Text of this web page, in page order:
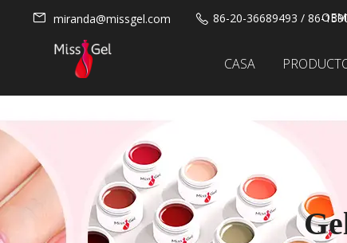
miranda@missgel.com 86-20-36689493 / 86-
CASA